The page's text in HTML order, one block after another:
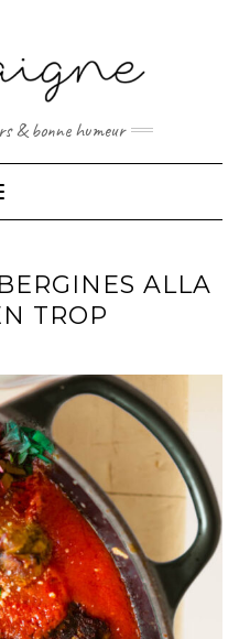
& bonne humeur
Navigation
ALLA
TROP